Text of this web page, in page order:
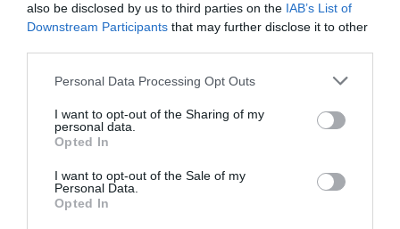
also be disclosed by us to third parties on the IAB’s List of
Downstream Participants that may further disclose it to other
Personal Data Processing Opt Outs
I want to opt-out of the Sharing of my
personal data.
Opted In
I want to opt-out of the Sale of my
Personal Data.
Opted In
l’Etat sénégalais a signé le livre d’or du mausolée.
Dans une déclaration à la presse, M. Sall a souligné
la profondeur des relations politiques, culturelles et
cultuelles qui unissent les deux pays, peuples et
dirigeants »,rappelant le rôle important joué par Feu
SM Hassan II dans
« le raffermissement des relations
bilatérales« .